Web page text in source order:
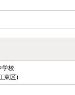
学校
東区)